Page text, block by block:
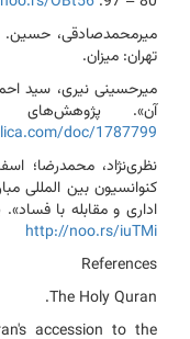
تهران: میزان.
آن». پژوهش‌های فقهی.
doc/1787799
کنوانسیون بین المللی
اداری و مقابله با فساد».
http://noo.rs/iuTMi
References
The Holy Quran.
accession to the